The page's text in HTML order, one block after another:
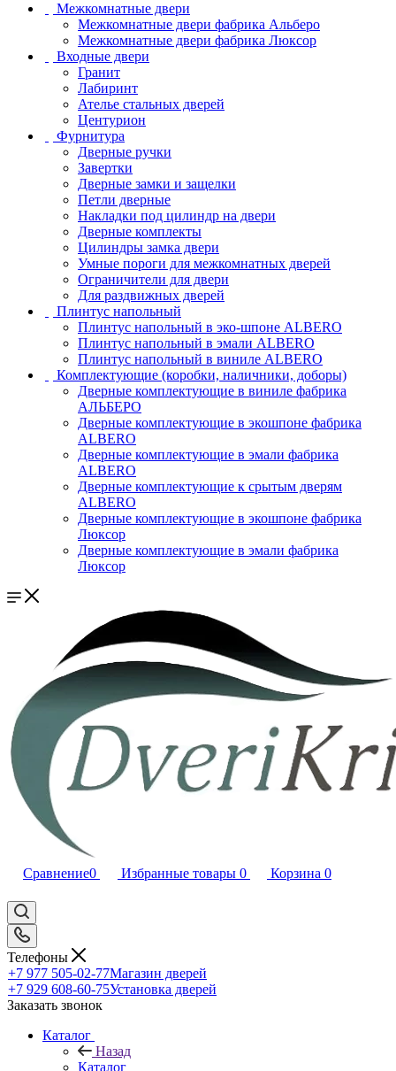
Межкомнатные двери
Межкомнатные двери фабрика Альберо
Межкомнатные двери фабрика Люксор
Входные двери
Гранит
Лабиринт
Ателье стальных дверей
Центурион
Фурнитура
Дверные ручки
Завертки
Дверные замки и защелки
Петли дверные
Накладки под цилиндр на двери
Дверные комплекты
Цилиндры замка двери
Умные пороги для межкомнатных дверей
Ограничители для двери
Для раздвижных дверей
Плинтус напольный
Плинтус напольный в эко-шпоне ALBERO
Плинтус напольный в эмали ALBERO
Плинтус напольный в виниле ALBERO
Комплектующие (коробки, наличники, доборы)
Дверные комплектующие в виниле фабрика
АЛЬБЕРО
Дверные комплектующие в экошпоне фабрика
ALBERO
Дверные комплектующие в эмали фабрика
ALBERO
Дверные комплектующие к срытым дверям
ALBERO
Дверные комплектующие в экошпоне фабрика
Люксор
Дверные комплектующие в эмали фабрика
Люксор
Сравнение0 Избранные товары 0 Корзина 0
Телефоны
+7 977 505-02-77Магазин дверей
+7 929 608-60-75Установка дверей
Заказать звонок
Каталог
Назад
Каталог